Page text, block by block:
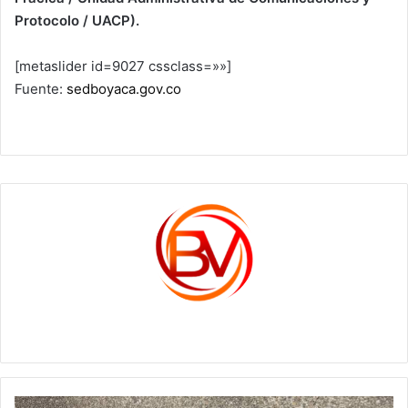
Protocolo / UACP).
[metaslider id=9027 cssclass=»»]
Fuente: sedboyaca.gov.co
Los